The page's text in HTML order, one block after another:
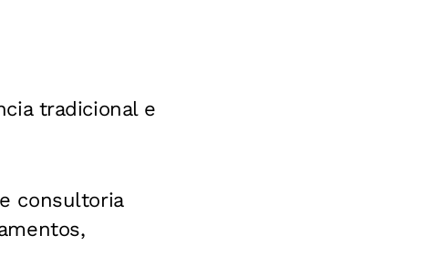
tradicional e
consultoria